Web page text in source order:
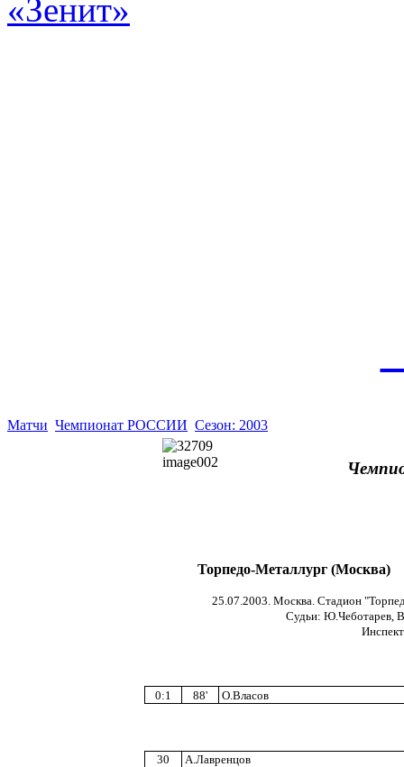
Матчи Чемпионат РОССИИ Сезон: 2003
Торпедо-Металлург (Москва)
25.07.2003. Москва. Стадион
Судьи: Ю.Чеботарев,
0:1 88' О.Власов
30 А.Лавренцов